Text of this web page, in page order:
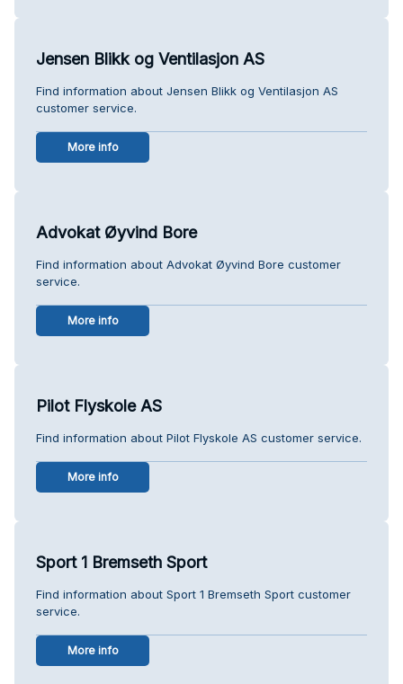
Jensen Blikk og Ventilasjon AS
Find information about Jensen Blikk og Ventilasjon AS
customer service.
More info
Advokat Øyvind Bore
Find information about Advokat Øyvind Bore customer
service.
More info
Pilot Flyskole AS
Find information about Pilot Flyskole AS customer service.
More info
Sport 1 Bremseth Sport
Find information about Sport 1 Bremseth Sport customer
service.
More info